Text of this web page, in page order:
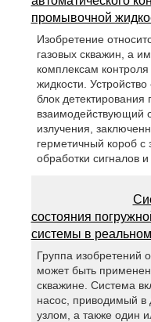
промывочной
Изобретение
газовых скважин, а
комплексам
жидкости.
блок детектирования
взаимодействующий
излучения,
герметичный короб
обработки сигналов
состояния
системы в
Группа изобретений
может быть
скважине. Система
насос, приводимый в
узлом, а также один